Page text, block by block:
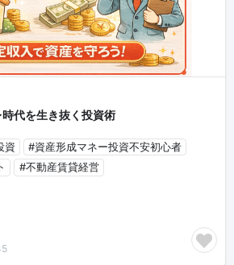
代を生き抜く投資術
資
#資産形成マネー投資不安初心者
#不動産賃貸経営